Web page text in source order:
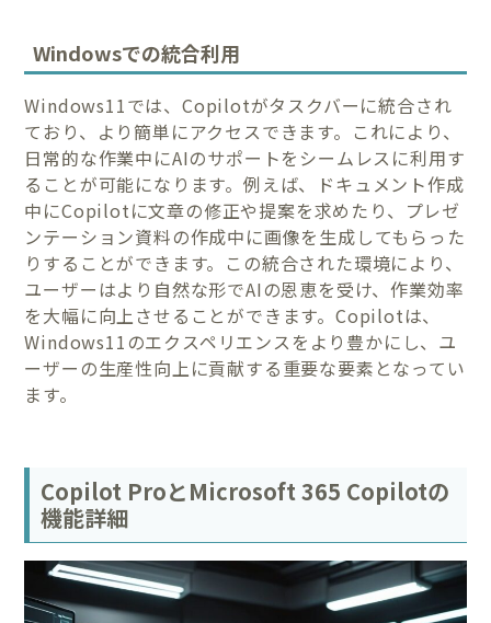
Windowsでの統合利用
Windows11では、Copilotがタスクバーに統合され
ており、より簡単にアクセスできます。これにより、
日常的な作業中にAIのサポートをシームレスに利用す
ることが可能になります。例えば、ドキュメント作成
中にCopilotに文章の修正や提案を求めたり、プレゼ
ンテーション資料の作成中に画像を生成してもらった
りすることができます。この統合された環境により、
ユーザーはより自然な形でAIの恩恵を受け、作業効率
を大幅に向上させることができます。Copilotは、
Windows11のエクスペリエンスをより豊かにし、ユ
ーザーの生産性向上に貢献する重要な要素となってい
ます。
Copilot ProとMicrosoft 365 Copilotの
機能詳細